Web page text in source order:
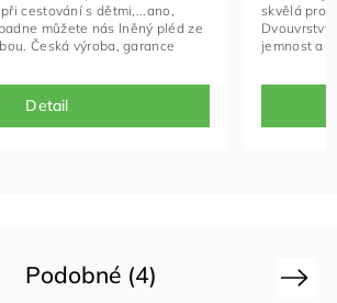
Detail
cestování s dětmi,...ano,
můžete nás lněný pléd ze
Česká výroba, garance
skvělá pro
Dvouvrstvý
jemnost a
Podobné (4) Next